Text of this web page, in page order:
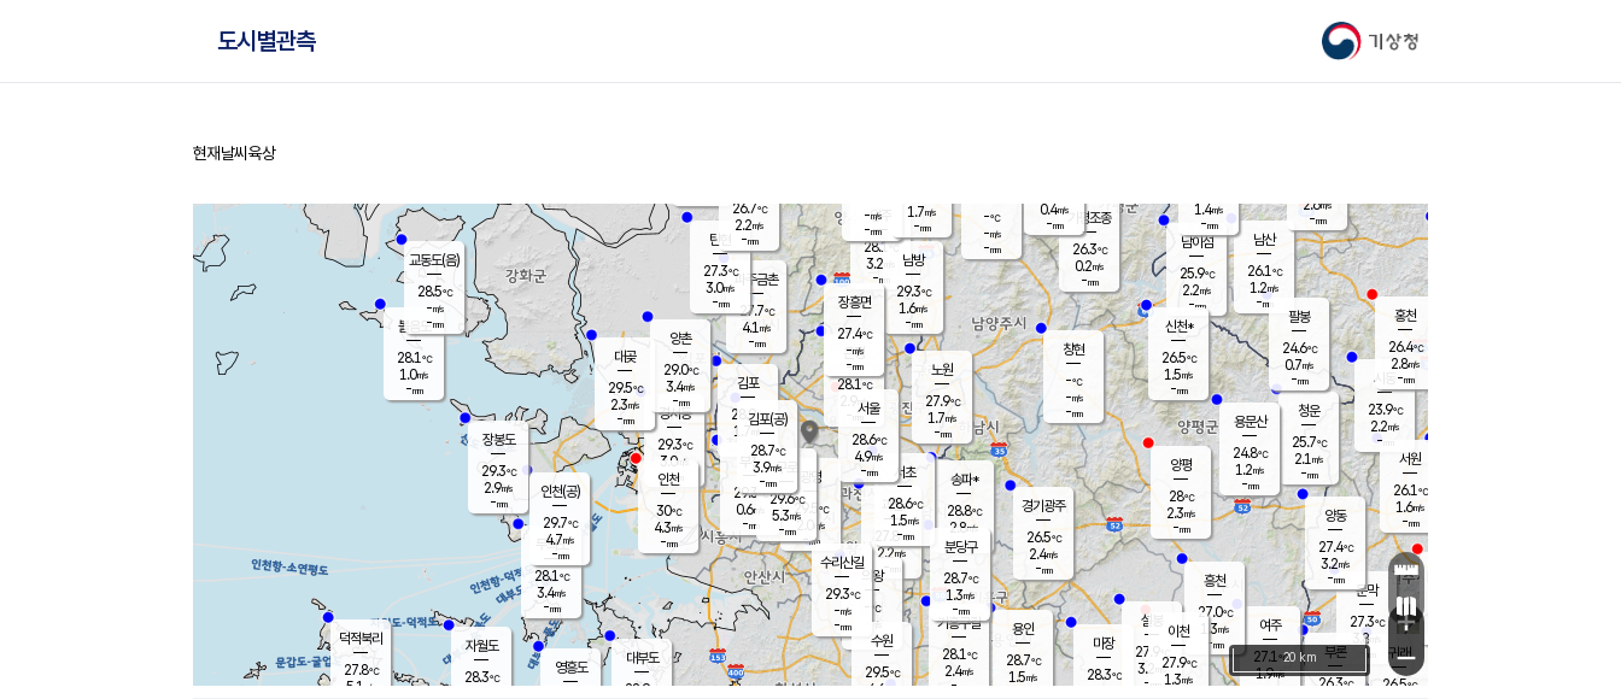
기상청
도시별관측
홈
현재날씨 육상
문막
27.3℃
3.8
mm
남이섬
25.9℃
2.2m/s
-mm
무의도
28.1℃
3.4m/s
-mm
영흥도
볼음도
28.1℃
1.0m/s
-mm
자월도
28.3℃
양주
28.1℃
3.2
-mm
부론
26.3℃
과천
27.8℃
2.2m/s
- mm
남산
26.1℃
1.2m/s
-mm
장봉도
29.3℃
2.9m/s
-mm
청운
25.7℃
2.1 m/s
-mm
팔봉
24.6℃
0.7m/s
-mm
용인
28.7℃
1.5m/s
여주
27.1℃
1.9m/s
양동
27.4℃
3.2m/s
-mm
경기광주
26.5℃
2.4m/s
-mm
1.4m/s
-mm
대부도
28.9
경서동
29.3℃
3.0m/s
-mm
파주금촌
27.7℃
4.1 m/s
-mm
가평조종
26.3℃
0.2m/s
-mm
-℃
-m/s
-mm
대곶
29.5℃
2.3m/s
-mm
신천*
26.5℃
1.5m/s
-mm
창현
-℃
-m/s
-mm
탄현
27.3℃
3.0m/s
-mm
0.4m/s
-mm
흥천
27.0℃
1.3m/s
-mm
마장
28.3℃
의왕
- ℃
m/s
mm
김포
28.9℃
1.7 m/s
mm
설봉
27.9
3.2 m/s
- mm
광명
29.5 ℃
2.0 m/s
-mm
부천
29.3℃
0.6m/s
-mm
양촌
29.0℃
3.4m/s
-mm
구로
29.6℃
5.3m/s
-mm
은평
28.1℃
2.9 m/s
- mm
노원
27.9℃
1.7m/s
-mm
송파*
28.8℃
2.8m/s
-mm
서초
28.6℃
1.5m/s
-mm
남방
29.3℃
1.6m/s
-mm
기흥구갈
28.1℃
2.4m/s
-
수리산길
29.3℃
-m/s
-mm
분당구
28.7℃
1.3m/s
-mm
장흥면
27.4℃
-m/s
-mm
-m/s
-mm
시동
23.9℃
2.2m/s
- mm
귀래
26.5℃
서원
26.1℃
1.6m/s
-mm
용문산
24.8℃
1.2m/s
-mm
덕적북리
27.8℃
5.1 m/s
인천(공)
29.7℃
4.7m/s
-mm
김포(공)
28.7℃
3.9m/s
-mm
교동도(음)
28.5℃
-m/s
-mm
홍천
26.4℃
2.8m/s
-mm
이천
27.9℃
1.3m/s
양평
28℃
2.3m/s
-mm
수원
29.5℃
4.6 m/s
인천
30℃
4.3m/s
-mm
서울
28.6℃
4.9m/s
-mm
2.6m/s
-mm
26.7℃
2.2m/s
-mm
1.7m/s
-mm
+
−
20 km